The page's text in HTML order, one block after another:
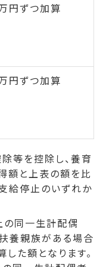
円ずつ加算
円ずつ加算
等を控除し、養育
額と上表の額を比
給停止のいずれか
同一生計配偶
養親族がある場合
た額となります。